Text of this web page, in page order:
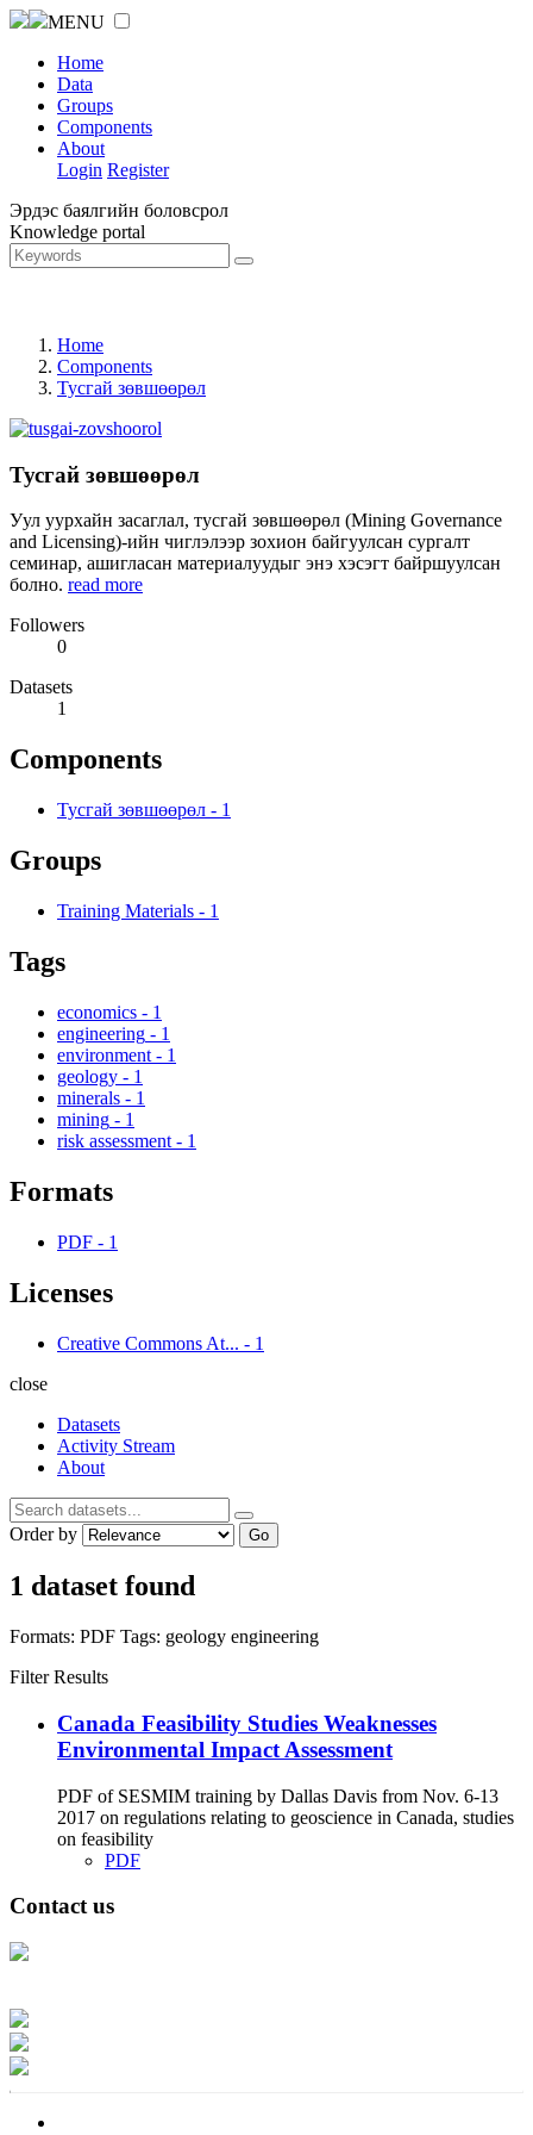
MENU
Home
Data
Groups
Components
About
Login Register
Эрдэс баялгийн боловсрол
Knowledge portal
Home
Components
Тусгай зөвшөөрөл
Тусгай зөвшөөрөл
Уул уурхайн засаглал, тусгай зөвшөөрөл (Mining Governance
and Licensing)-ийн чиглэлээр зохион байгуулсан сургалт
семинар, ашигласан материалуудыг энэ хэсэгт байршуулсан
болно. read more
Followers
0
Datasets
1
Components
Тусгай зөвшөөрөл - 1
Groups
Training Materials - 1
Tags
economics - 1
engineering - 1
environment - 1
geology - 1
minerals - 1
mining - 1
risk assessment - 1
Formats
PDF - 1
Licenses
Creative Commons At... - 1
close
Datasets
Activity Stream
About
Order by Go
1 dataset found
Formats: PDF Tags: geology engineering
Filter Results
Canada Feasibility Studies Weaknesses
Environmental Impact Assessment
PDF of SESMIM training by Dallas Davis from Nov. 6-13
2017 on regulations relating to geoscience in Canada, studies
on feasibility
PDF
Contact us